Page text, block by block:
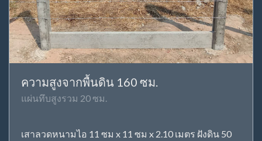
ความสูงจากพื้นดิน 160 ซม.
แผ่นทึบสูงรวม 20 ซม.
เสาลวดหนามไอ 11 ซม x 11 ซม x 2.10 เมตร ฝังดิน 50